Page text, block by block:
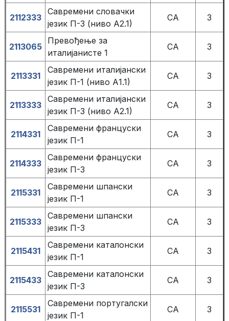
2112333
Савремени словачки
језик П-3 (ниво А2.1)
СА 3
2113065
Превођење за
италијанисте 1
СА 3
2113331
Савремени италијански
језик П-1 (ниво А1.1)
СА 3
2113333
Савремени италијански
језик П-3 (ниво А2.1)
СА 3
2114331
Савремени француски
језик П-1
СА 3
2114333
Савремени француски
језик П-3
СА 3
2115331
Савремени шпански
језик П-1
СА 3
2115333
Савремени шпански
језик П-3
СА 3
2115431
Савремени каталонски
језик П-1
СА 3
2115433
Савремени каталонски
језик П-3
СА 3
2115531
Савремени португалски
језик П-1
СА 3